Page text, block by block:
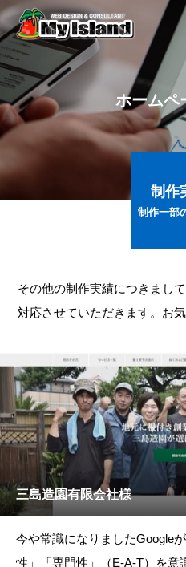
ホームペ
制作
制作一部
その他の制作実績につきまし
対応させていただきます。お
三島造園有限会社様
今や常識になりましたGoogle
性」「専門性」（E-A-T）を意